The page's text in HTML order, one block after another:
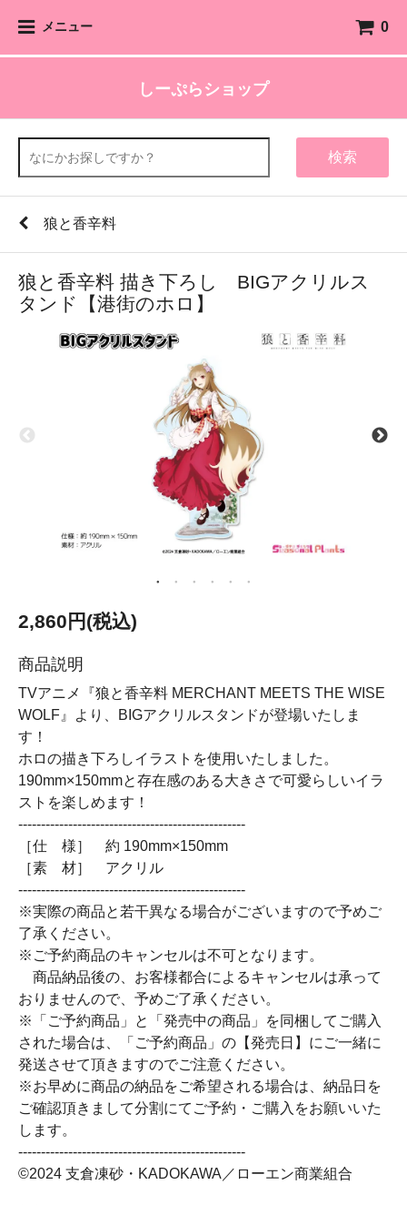
メニュー 0
しーぷらショップ
検索
狼と香辛料
狼と香辛料 描き下ろし BIGアクリルス
タンド【港街のホロ】
2,860円(税込)
商品説明
TVアニメ『狼と香辛料 MERCHANT MEETS THE WISE
WOLF』より、BIGアクリルスタンドが登場いたしま
す！
ホロの描き下ろしイラストを使用いたしました。
190mm×150mmと存在感のある大きさで可愛らしいイラ
ストを楽しめます！
--------------------------------------------------
［仕 様］ 約 190mm×150mm
［素 材］ アクリル
--------------------------------------------------
※実際の商品と若干異なる場合がございますので予めご
了承ください。
※ご予約商品のキャンセルは不可となります。
商品納品後の、お客様都合によるキャンセルは承って
おりませんので、予めご了承ください。
※「ご予約商品」と「発売中の商品」を同梱してご購入
された場合は、「ご予約商品」の【発売日】にご一緒に
発送させて頂きますのでご注意ください。
※お早めに商品の納品をご希望される場合は、納品日を
ご確認頂きまして分割にてご予約・ご購入をお願いいた
します。
--------------------------------------------------
©2024 支倉凍砂・KADOKAWA／ローエン商業組合